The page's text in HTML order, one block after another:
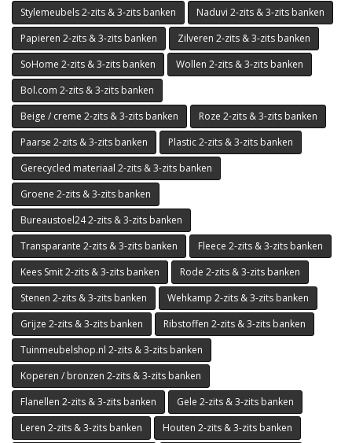
Stylemeubels 2-zits & 3-zits banken
Naduvi 2-zits & 3-zits banken
Papieren 2-zits & 3-zits banken
Zilveren 2-zits & 3-zits banken
SoHome 2-zits & 3-zits banken
Wollen 2-zits & 3-zits banken
Bol.com 2-zits & 3-zits banken
Beige / creme 2-zits & 3-zits banken
Roze 2-zits & 3-zits banken
Paarse 2-zits & 3-zits banken
Plastic 2-zits & 3-zits banken
Gerecycled materiaal 2-zits & 3-zits banken
Groene 2-zits & 3-zits banken
Bureaustoel24 2-zits & 3-zits banken
Transparante 2-zits & 3-zits banken
Fleece 2-zits & 3-zits banken
Kees Smit 2-zits & 3-zits banken
Rode 2-zits & 3-zits banken
Stenen 2-zits & 3-zits banken
Wehkamp 2-zits & 3-zits banken
Grijze 2-zits & 3-zits banken
Ribstoffen 2-zits & 3-zits banken
Tuinmeubelshop.nl 2-zits & 3-zits banken
Koperen / bronzen 2-zits & 3-zits banken
Flanellen 2-zits & 3-zits banken
Gele 2-zits & 3-zits banken
Leren 2-zits & 3-zits banken
Houten 2-zits & 3-zits banken